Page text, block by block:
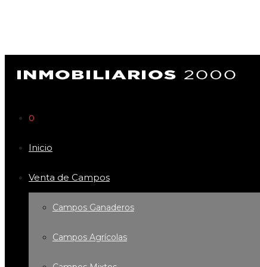
0
Inicio
Venta de Campos
Campos Ganaderos
Campos Agrícolas